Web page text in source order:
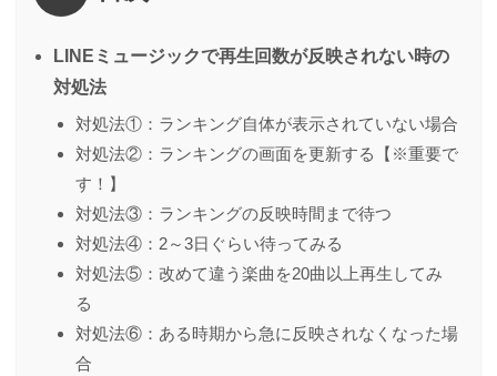
LINEミュージックで再生回数が反映されない時の
対処法
対処法①：ランキング自体が表示されていない場合
対処法②：ランキングの画面を更新する【※重要で
す！】
対処法③：ランキングの反映時間まで待つ
対処法④：2～3日ぐらい待ってみる
対処法⑤：改めて違う楽曲を20曲以上再生してみ
る
対処法⑥：ある時期から急に反映されなくなった場
合